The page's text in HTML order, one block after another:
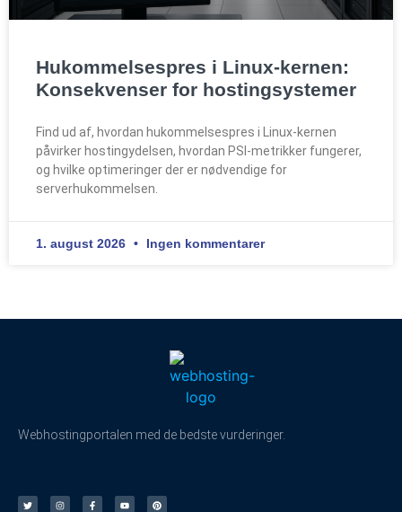
Hukommelsespres i Linux-kernen:
Konsekvenser for hostingsystemer
Find ud af, hvordan hukommelsespres i Linux-kernen
påvirker hostingydelsen, hvordan PSI-metrikker fungerer,
og hvilke optimeringer der er nødvendige for
serverhukommelsen.
1. august 2026 Ingen kommentarer
Webhostingportalen med de bedste vurderinger.